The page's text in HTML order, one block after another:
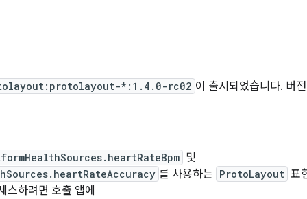
*:1.4.0-rc02 이 출시되었습니다. 버
및
를 사용하는 ProtoLayout 표
스하려면 호출 앱에